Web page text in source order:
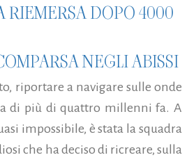
RIEMERSA DOPO 4000
NEGLI ABISSI
riportare a navigare sulle onde
di più di quattro millenni fa. A
impossibile, è stata la squadra
che ha deciso di ricreare, sulla